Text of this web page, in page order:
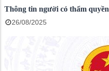
Thông tin người có thẩm quyền
26/08/2025